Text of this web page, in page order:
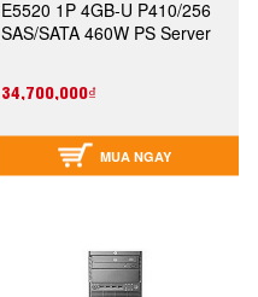
E5520 1P 4GB-U P410/256
SAS/SATA 460W PS Server
34,700,000₫
MUA NGAY